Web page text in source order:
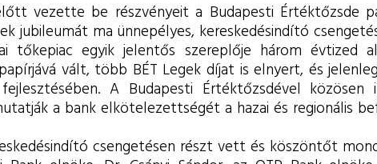
vezette be részvényeit a Budapesti Értéktőzsde
jubileumát ma ünnepélyes, kereskedésindító
tőkepiac egyik jelentős szereplője három évtized
vált, több BÉT Legek díjat is elnyert, és
A Budapesti Értéktőzsdével
a bank elkötelezettségét a hazai és regionális
csengetésen részt vett és köszöntőt